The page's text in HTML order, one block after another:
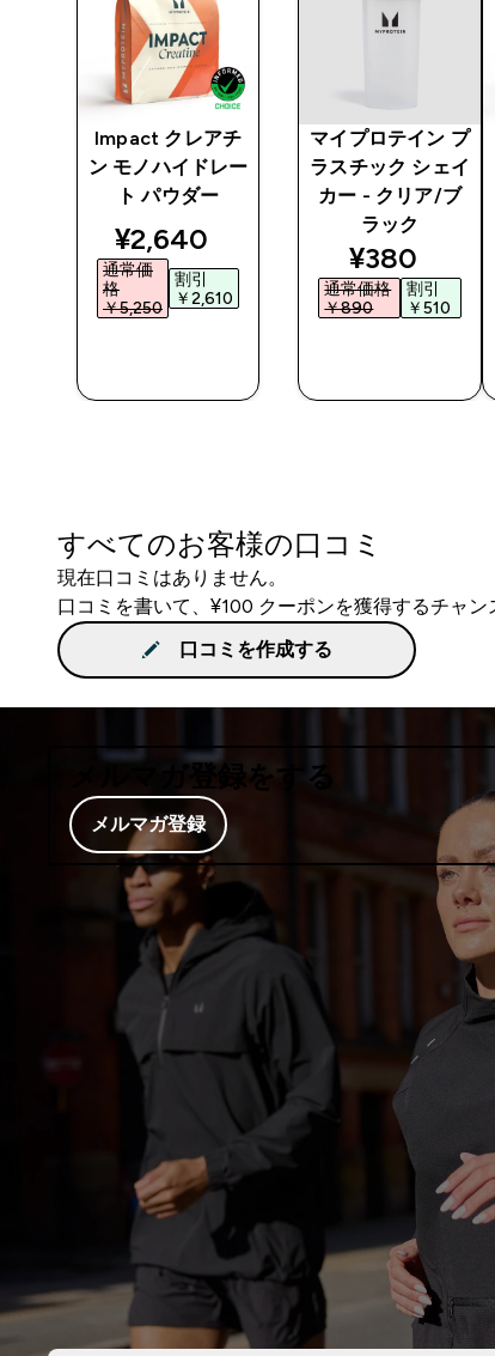
Impact クレアチ
ン モノハイドレー
ト パウダー
discounted price
¥2,640‎
通常価
格
￥5,250‎
割引
￥2,610‎
マイプロテイン プ
ラスチック シェイ
カー - クリア/ブ
ラック
¥380‎
通常価格
￥890‎
割引
￥510‎
すべてのお客様の口コミ
現在口コミはありません。
口コミを書いて、¥100 クーポンを獲得するチャン
口コミを作成する
メルマガ登録をする
メルマガ登録